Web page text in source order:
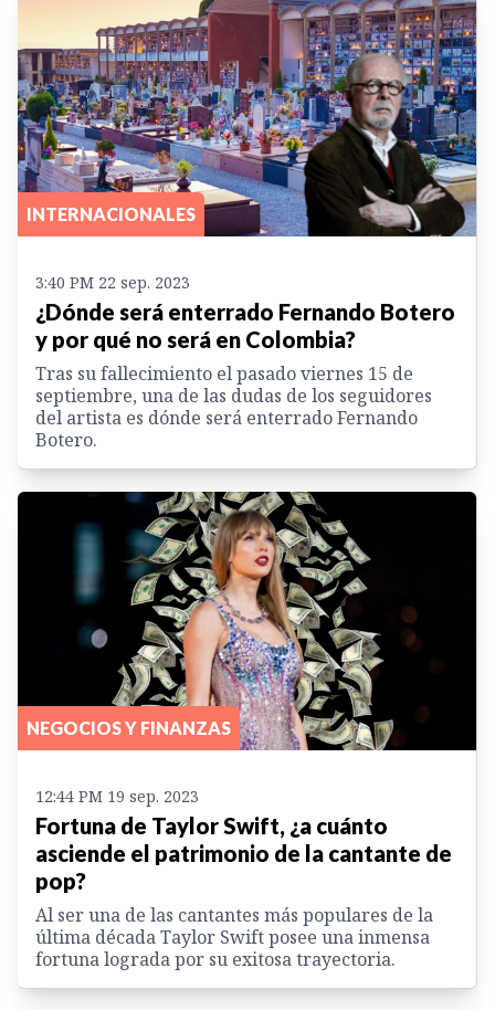
INTERNACIONALES
3:40 PM 22 sep. 2023
¿Dónde será enterrado Fernando Botero
y por qué no será en Colombia?
Tras su fallecimiento el pasado viernes 15 de
septiembre, una de las dudas de los seguidores
del artista es dónde será enterrado Fernando
Botero.
NEGOCIOS Y FINANZAS
12:44 PM 19 sep. 2023
Fortuna de Taylor Swift, ¿a cuánto
asciende el patrimonio de la cantante de
pop?
Al ser una de las cantantes más populares de la
última década Taylor Swift posee una inmensa
fortuna lograda por su exitosa trayectoria.